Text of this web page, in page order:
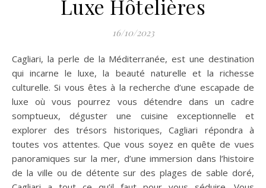
Luxe Hôtelières
16/10/2023
Cagliari, la perle de la Méditerranée, est une destination
qui incarne le luxe, la beauté naturelle et la richesse
culturelle. Si vous êtes à la recherche d’une escapade de
luxe où vous pourrez vous détendre dans un cadre
somptueux, déguster une cuisine exceptionnelle et
explorer des trésors historiques, Cagliari répondra à
toutes vos attentes. Que vous soyez en quête de vues
panoramiques sur la mer, d’une immersion dans l’histoire
de la ville ou de détente sur des plages de sable doré,